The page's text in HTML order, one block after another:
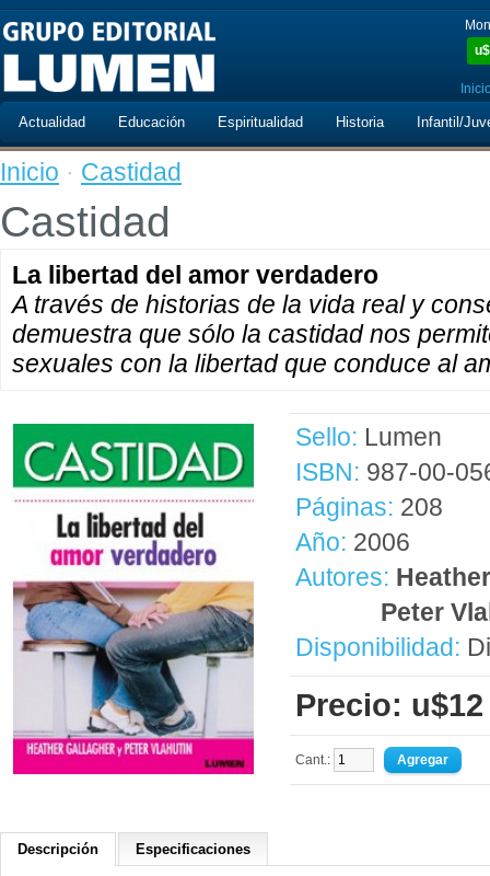
u$
Actualidad Educación Espiritualidad Historia Infantil/
Inicio · Castidad
Castidad
La libertad del amor verdadero
A través de historias de la vida real y
demuestra que sólo la castidad nos
sexuales con la libertad que conduce al
Sello: Lumen
ISBN: 987-00-
Páginas: 208
Año: 2006
Autores:
Peter
Disponibilidad:
Precio: u$12
Cant.:
Descripción Especificaciones